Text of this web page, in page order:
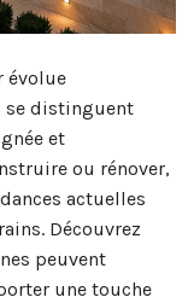
évolue
se distinguent
et
ou rénover,
actuelles
Découvrez
peuvent
une touche